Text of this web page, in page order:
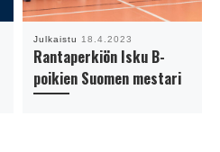
Julkaistu 18.4.2023
Rantaperkiön Isku B-
poikien Suomen mestari